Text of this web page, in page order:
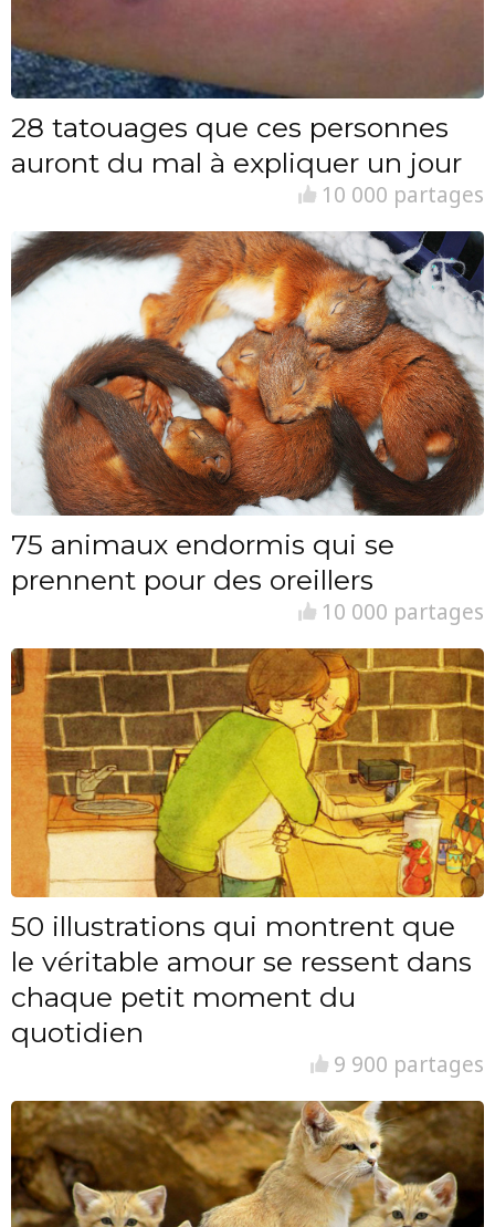
28 tatouages que ces personnes
auront du mal à expliquer un jour
10 000 partages
75 animaux endormis qui se
prennent pour des oreillers
10 000 partages
50 illustrations qui montrent que
le véritable amour se ressent dans
chaque petit moment du
quotidien
9 900 partages